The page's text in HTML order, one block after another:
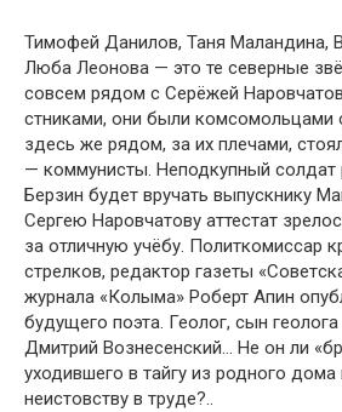
Тимофей Данилов, Таня Маландина,
Люба Леонова — это те северные
совсем рядом с Серёжей
стниками, они были комсомольцами
здесь же рядом, за их плечами,
— коммунисты. Неподкупный
Берзин будет вручать выпускнику
Сергею Наровчатову аттестат
за отличную учёбу. Политкомиссар
стрелков, редактор газеты
журнала «Колыма» Роберт Апин
будущего поэта. Геолог, сын
Дмитрий Вознесенский… Не он ли
уходившего в тайгу из родного дома
неистовству в труде?..